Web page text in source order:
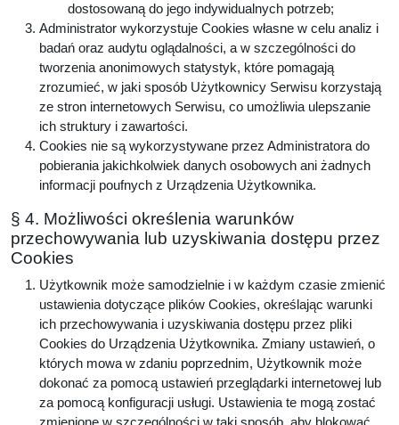
dostosowaną do jego indywidualnych potrzeb;
Administrator wykorzystuje Cookies własne w celu analiz i
badań oraz audytu oglądalności, a w szczególności do
tworzenia anonimowych statystyk, które pomagają
zrozumieć, w jaki sposób Użytkownicy Serwisu korzystają
ze stron internetowych Serwisu, co umożliwia ulepszanie
ich struktury i zawartości.
Cookies nie są wykorzystywane przez Administratora do
pobierania jakichkolwiek danych osobowych ani żadnych
informacji poufnych z Urządzenia Użytkownika.
§ 4. Możliwości określenia warunków
przechowywania lub uzyskiwania dostępu przez
Cookies
Użytkownik może samodzielnie i w każdym czasie zmienić
ustawienia dotyczące plików Cookies, określając warunki
ich przechowywania i uzyskiwania dostępu przez pliki
Cookies do Urządzenia Użytkownika. Zmiany ustawień, o
których mowa w zdaniu poprzednim, Użytkownik może
dokonać za pomocą ustawień przeglądarki internetowej lub
za pomocą konfiguracji usługi. Ustawienia te mogą zostać
zmienione w szczególności w taki sposób, aby blokować